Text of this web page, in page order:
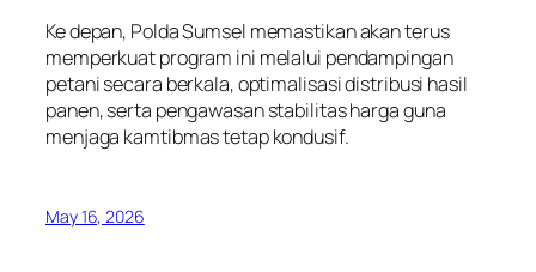
Ke depan, Polda Sumsel memastikan akan terus
memperkuat program ini melalui pendampingan
petani secara berkala, optimalisasi distribusi hasil
panen, serta pengawasan stabilitas harga guna
menjaga kamtibmas tetap kondusif.
May 16, 2026